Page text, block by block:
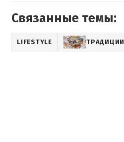
Связанные темы:
LIFESTYLE ТРАДИЦИИ